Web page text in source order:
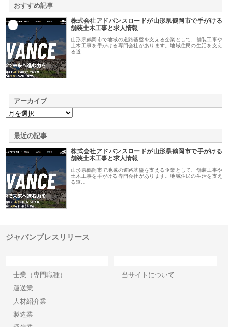
おすすめ記事
株式会社アドバンスロードが山形県鶴岡市で手がける
舗装土木工事と求人情報
山形県鶴岡市で地域の道路基盤を支える企業として、舗装工事や
土木工事を手がける専門会社があります。地域住民の生活を支え
る道…
アーカイブ
最近の記事
株式会社アドバンスロードが山形県鶴岡市で手がける
舗装土木工事と求人情報
山形県鶴岡市で地域の道路基盤を支える企業として、舗装工事や
土木工事を手がける専門会社があります。地域住民の生活を支え
る道…
ジャパンプレスリリース
士業（専門職種）
運送業
人材紹介業
製造業
当サイトについて